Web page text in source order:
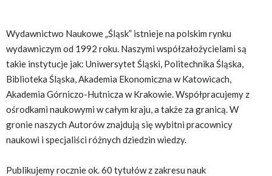
Wydawnictwo Naukowe „Śląsk” istnieje na polskim rynku
wydawniczym od 1992 roku. Naszymi współzałożycielami są
takie instytucje jak: Uniwersytet Śląski, Politechnika Śląska,
Biblioteka Śląska, Akademia Ekonomiczna w Katowicach,
Akademia Górniczo-Hutnicza w Krakowie. Współpracujemy z
ośrodkami naukowymi w całym kraju, a także za granicą. W
gronie naszych Autorów znajdują się wybitni pracownicy
naukowi i specjaliści różnych dziedzin wiedzy.
Publikujemy rocznie ok. 60 tytułów z zakresu nauk